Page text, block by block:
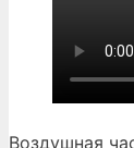
Воздушная